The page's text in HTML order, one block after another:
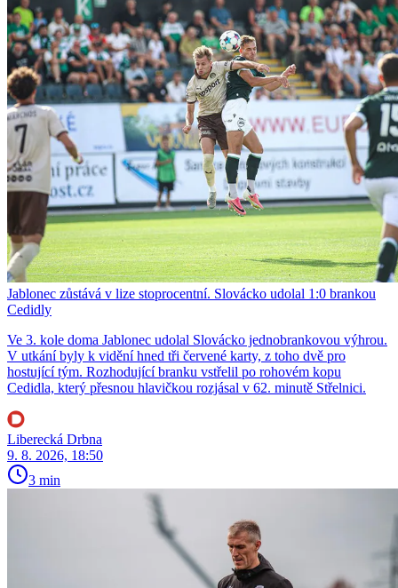
Jablonec zůstává v lize stoprocentní. Slovácko udolal 1:0 brankou
Cedidly
Ve 3. kole doma Jablonec udolal Slovácko jednobrankovou výhrou.
V utkání byly k vidění hned tři červené karty, z toho dvě pro
hostující tým. Rozhodující branku vstřelil po rohovém kopu
Cedidla, který přesnou hlavičkou rozjásal v 62. minutě Střelnici.
Liberecká Drbna
9. 8. 2026, 18:50
3 min